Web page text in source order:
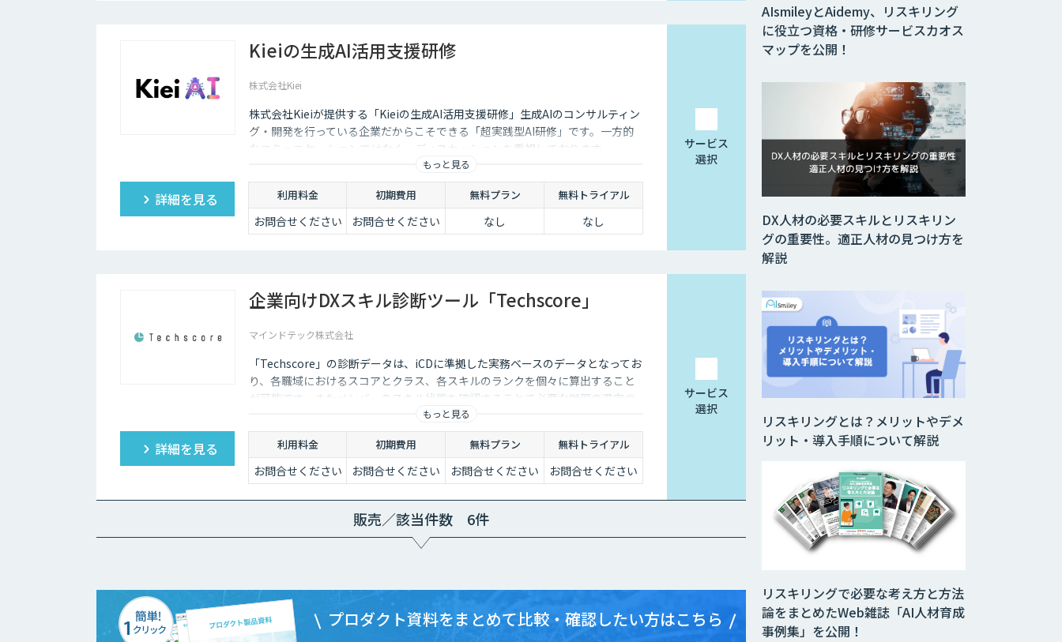
Kieiの生成AI活用支援研修
株式会社Kiei
株式会社Kieiが提供する「Kieiの生成AI活用支援研修」生成AIのコンサルティン
グ・開発を行っている企業だからこそできる「超実践型AI研修」です。一方的
なコミュニケーションではなく、ディスカッションを重視しております。
もっと見る
詳細を見る 利用料金 初期費用 無料プラン 無料トライアル
お問合せください お問合せください なし なし
サービス
選択
企業向けDXスキル診断ツール「Techscore」
マインドテック株式会社
「Techscore」の診断データは、iCDに準拠した実務ベースのデータとなってお
り、各職域におけるスコアとクラス、各スキルのランクを個々に算出すること
が可能です。またメンバーのスキル状態を確認することで必要な学習の選定や
PJメンバーの選定にもご活用いただけます。
もっと見る
詳細を見る 利用料金 初期費用 無料プラン 無料トライアル
お問合せください お問合せください お問合せください お問合せください
サービス
選択
販売／該当件数 6件
プロダクト資料をまとめて比較・確認したい方はこちら
リスキリングで必要な考え方と方法
論をまとめたWeb雑誌「AI人材育成
事例集」を公開！
AIsmileyとAidemy、リスキリング
に役立つ資格・研修サービスカオス
マップを公開！
リスキリングとは？メリットやデメ
リット・導入手順について解説
DX人材の必要スキルとリスキリン
グの重要性。適正人材の見つけ方を
解説